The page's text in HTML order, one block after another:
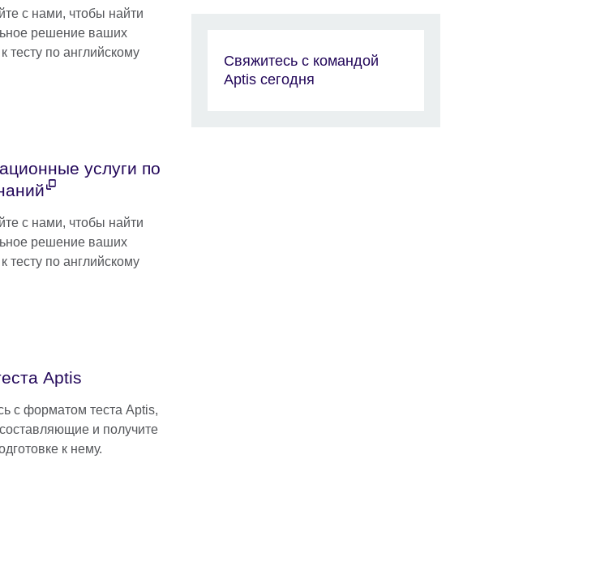
с нами, чтобы найти
решение ваших
тесту по английскому
услуги по
с нами, чтобы найти
решение ваших
тесту по английскому
Aptis
с форматом теста Aptis,
составляющие и получите
к нему.
Свяжитесь с командой
Aptis сегодня